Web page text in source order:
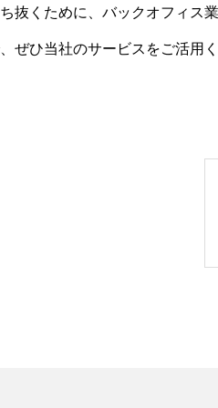
抜くために、バックオフィス
ぜひ当社のサービスをご活用く